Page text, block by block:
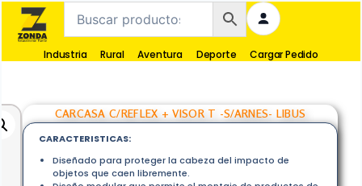
Industria Rural Aventura Deporte Cargar Pedido
CARCASA C/REFLEX + VISOR T -S/ARNES- LIBUS
CARACTERISTICAS:
Diseñado para proteger la cabeza del impacto de
objetos que caen libremente.